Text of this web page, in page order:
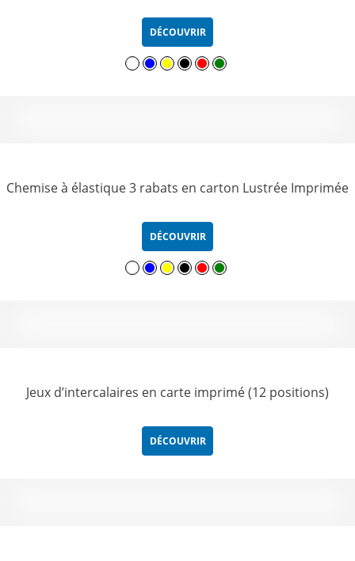
DÉCOUVRIR
Chemise à élastique 3 rabats en carton Lustrée Imprimée
DÉCOUVRIR
Jeux d’intercalaires en carte imprimé (12 positions)
DÉCOUVRIR